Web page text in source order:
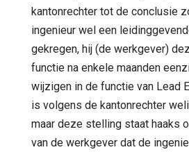
kantonrechter tot de conclusie
ingenieur wel een
gekregen, hij (de werkgever)
functie na enkele maanden
wijzigen in de functie van Lead
is volgens de kantonrechter
maar deze stelling staat haaks
van de werkgever dat de